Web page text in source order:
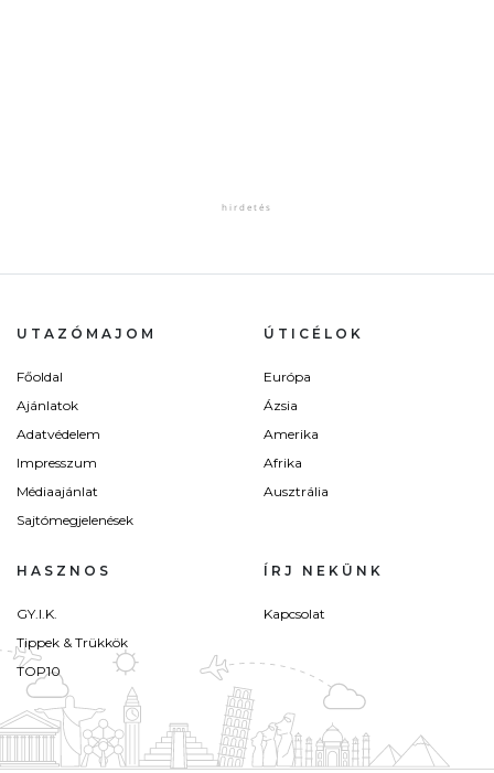
UTAZÓMAJOM
Főoldal
Ajánlatok
Adatvédelem
Impresszum
Médiaajánlat
Sajtómegjelenések
ÚTICÉLOK
Európa
Ázsia
Amerika
Afrika
Ausztrália
HASZNOS
GY.I.K.
Tippek & Trükkök
TOP10
ÍRJ NEKÜNK
Kapcsolat